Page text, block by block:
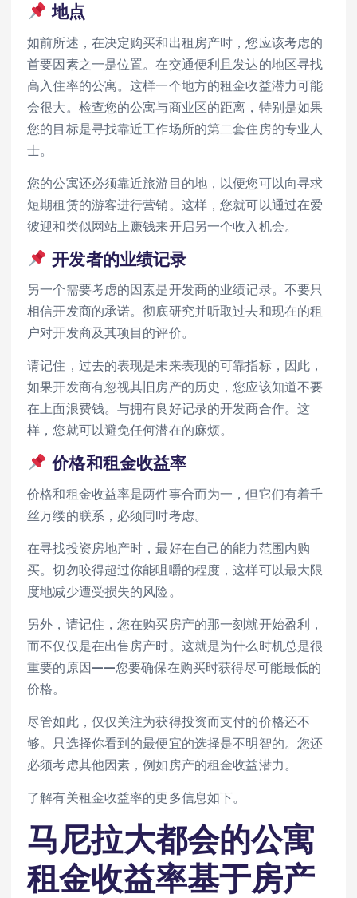
地点
如前所述，在决定购买和出租房产时，您应该考虑的
首要因素之一是位置。在交通便利且发达的地区寻找
高入住率的公寓。这样一个地方的租金收益潜力可能
会很大。检查您的公寓与商业区的距离，特别是如果
您的目标是寻找靠近工作场所的第二套住房的专业人
士。
您的公寓还必须靠近旅游目的地，以便您可以向寻求
短期租赁的游客进行营销。这样，您就可以通过在爱
彼迎和类似网站上赚钱来开启另一个收入机会。
开发者的业绩记录
另一个需要考虑的因素是开发商的业绩记录。不要只
相信开发商的承诺。彻底研究并听取过去和现在的租
户对开发商及其项目的评价。
请记住，过去的表现是未来表现的可靠指标，因此，
如果开发商有忽视其旧房产的历史，您应该知道不要
在上面浪费钱。与拥有良好记录的开发商合作。这
样，您就可以避免任何潜在的麻烦。
价格和租金收益率
价格和租金收益率是两件事合而为一，但它们有着千
丝万缕的联系，必须同时考虑。
在寻找投资房地产时，最好在自己的能力范围内购
买。切勿咬得超过你能咀嚼的程度，这样可以最大限
度地减少遭受损失的风险。
另外，请记住，您在购买房产的那一刻就开始盈利，
而不仅仅是在出售房产时。这就是为什么时机总是很
重要的原因——您要确保在购买时获得尽可能最低的
价格。
尽管如此，仅仅关注为获得投资而支付的价格还不
够。只选择你看到的最便宜的选择是不明智的。您还
必须考虑其他因素，例如房产的租金收益潜力。
了解有关租金收益率的更多信息如下。
马尼拉大都会的公寓
租金收益率基于房产